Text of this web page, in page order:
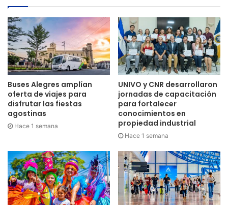
Buses Alegres amplían
oferta de viajes para
disfrutar las fiestas
agostinas
Hace 1 semana
UNIVO y CNR desarrollaron
jornadas de capacitación
para fortalecer
conocimientos en
propiedad industrial
Hace 1 semana